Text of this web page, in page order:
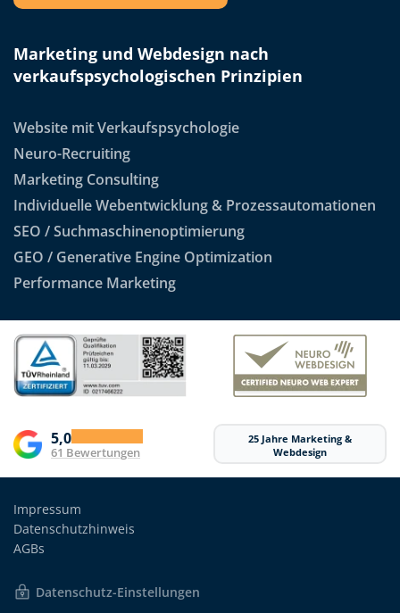
Marketing und Webdesign nach
verkaufspsychologischen Prinzipien
Website mit Verkaufspsychologie
Neuro-Recruiting
Marketing Consulting
Individuelle Webentwicklung & Prozessautomationen
SEO / Suchmaschinenoptimierung
GEO / Generative Engine Optimization
Performance Marketing
5,0
61 Bewertungen
25 Jahre Marketing &
Webdesign
Impressum
Datenschutzhinweis
AGBs
Datenschutz-Einstellungen